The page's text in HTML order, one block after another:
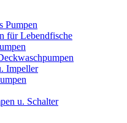
Pumpen
für Lebendfische
Impeller
u. Schalter